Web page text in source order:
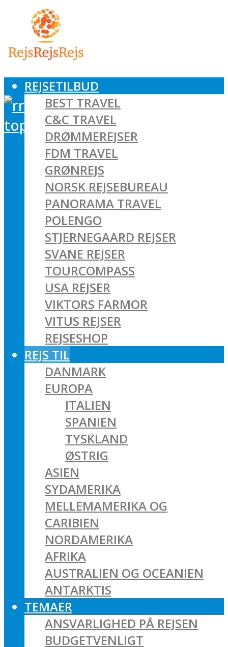
REJSETILBUD
BEST TRAVEL
C&C TRAVEL
DRØMMEREJSER
FDM TRAVEL
GRØNREJS
NORSK REJSEBUREAU
PANORAMA TRAVEL
POLENGO
STJERNEGAARD REJSER
SVANE REJSER
TOURCOMPASS
USA REJSER
VIKTORS FARMOR
VITUS REJSER
REJSESHOP
REJS TIL
DANMARK
EUROPA
ITALIEN
SPANIEN
TYSKLAND
ØSTRIG
ASIEN
SYDAMERIKA
MELLEMAMERIKA OG
CARIBIEN
NORDAMERIKA
AFRIKA
AUSTRALIEN OG OCEANIEN
ANTARKTIS
TEMAER
ANSVARLIGHED PÅ REJSEN
BUDGETVENLIGT